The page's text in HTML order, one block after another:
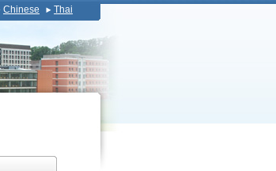
Chinese Thai